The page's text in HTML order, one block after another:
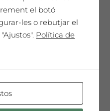
el botó
les o rebutjar el
Política de